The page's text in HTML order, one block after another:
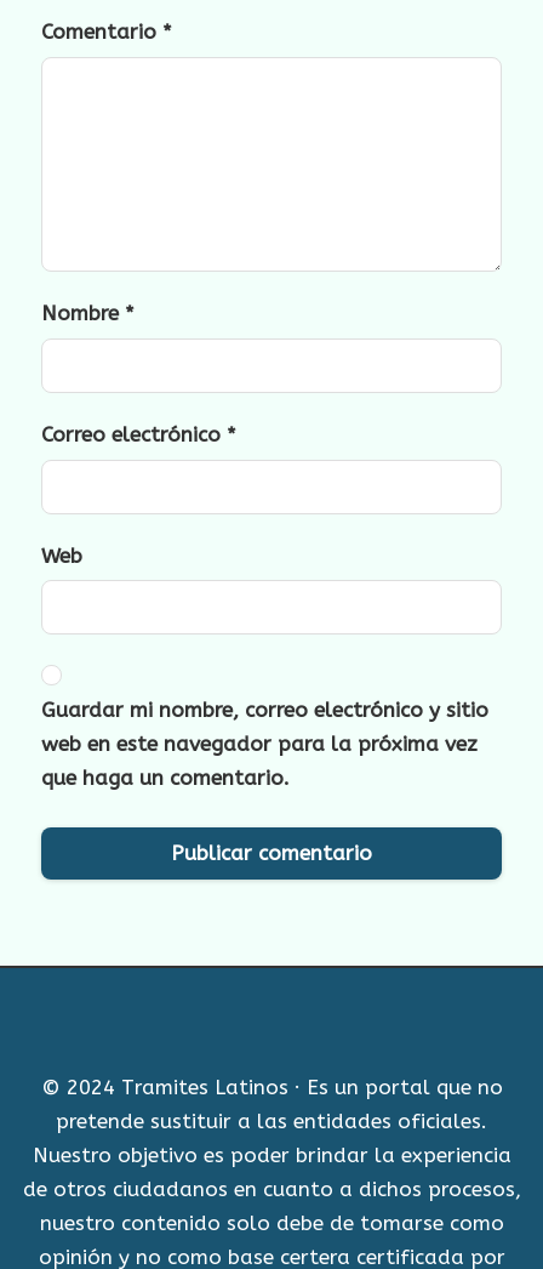
Comentario *
Nombre *
Correo electrónico *
Web
Guardar mi nombre, correo electrónico y sitio
web en este navegador para la próxima vez
que haga un comentario.
© 2024 Tramites Latinos · Es un portal que no
pretende sustituir a las entidades oficiales.
Nuestro objetivo es poder brindar la experiencia
de otros ciudadanos en cuanto a dichos procesos,
nuestro contenido solo debe de tomarse como
opinión y no como base certera certificada por